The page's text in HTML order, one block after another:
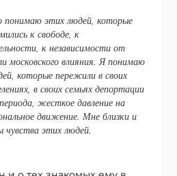
понимаю этих людей, которые
к свободе, к
к независимости от
московского влияния. Я понимаю
которые пережили в своих
в своих семьях депортации
жесткое давление на
движение. Мне близки и
чувства этих людей.